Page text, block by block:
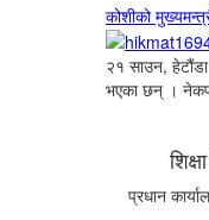
कोशीको
२१ साउन,
भएका छन् ।
प्रधान